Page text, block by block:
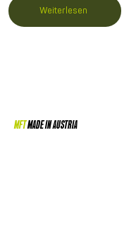
Weiterlesen
MFTMADE IN AUSTRIA